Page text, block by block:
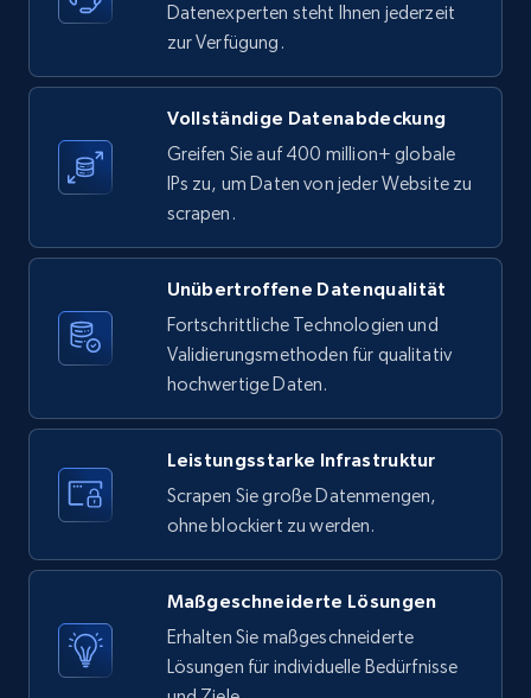
LinkedIn posts - Discover new posts
URL, ID, User id, Use url, Title, Headline, Post
text, Date posted, and more.
11.3K+ 1.5K+ Gratis testen
X (formerly Twitter) - Posts
ID, User posted, Name, Description, Date
posted, Photos, URL, Quoted post, and more.
10.4K+ 1.2K+ Gratis testen
Twitter posts URLs
ID, User posted, Name, Description, Date
posted, Photos, URL, Quoted post, and more.
Datenexperten steht Ihnen jederzeit
zur Verfügung.
Vollständige Datenabdeckung
Greifen Sie auf 400 million+ globale
IPs zu, um Daten von jeder Website zu
scrapen.
Unübertroffene Datenqualität
Fortschrittliche Technologien und
Validierungsmethoden für qualitativ
hochwertige Daten.
Leistungsstarke Infrastruktur
Scrapen Sie große Datenmengen,
ohne blockiert zu werden.
Maßgeschneiderte Lösungen
Erhalten Sie maßgeschneiderte
Lösungen für individuelle Bedürfnisse